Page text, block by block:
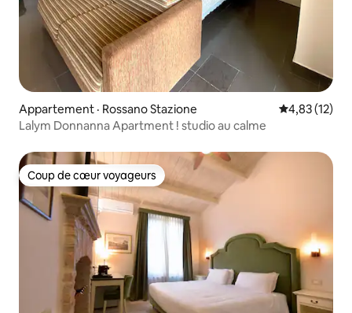
Appartement · Rossano Stazione Note
4,83 (12)
Lalym Donnanna Apartment ! studio au calme
Coup de cœur voyageurs
Coup de cœur voyageurs